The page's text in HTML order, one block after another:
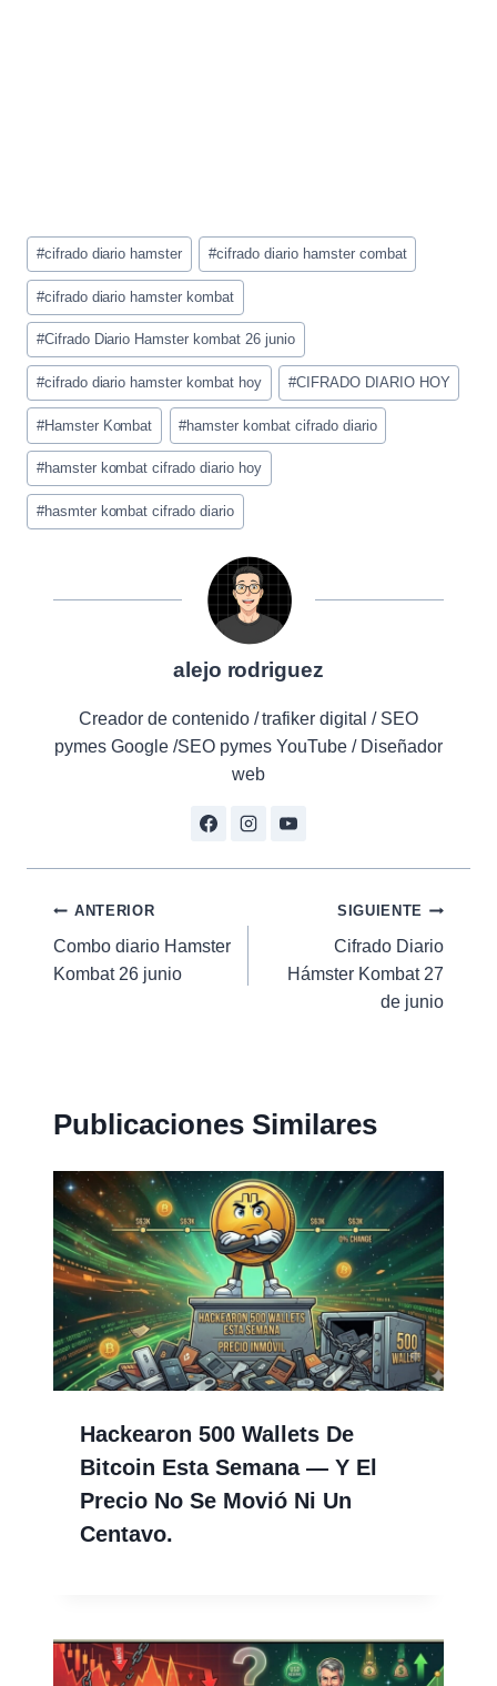
Etiquetas
de
la
entrada:
#cifrado diario hamster #cifrado diario hamster combat
#cifrado diario hamster kombat
#Cifrado Diario Hamster kombat 26 junio
#cifrado diario hamster kombat hoy #CIFRADO DIARIO HOY
#Hamster Kombat #hamster kombat cifrado diario
#hamster kombat cifrado diario hoy
#hasmter kombat cifrado diario
alejo rodriguez
Creador de contenido / trafiker digital / SEO
pymes Google /SEO pymes YouTube / Diseñador
web
Navegación
de
entradas
ANTERIOR
Combo diario Hamster
Kombat 26 junio
SIGUIENTE
Cifrado Diario
Hámster Kombat 27
de junio
Publicaciones Similares
Hackearon 500 Wallets De
Bitcoin Esta Semana — Y El
Precio No Se Movió Ni Un
Centavo.